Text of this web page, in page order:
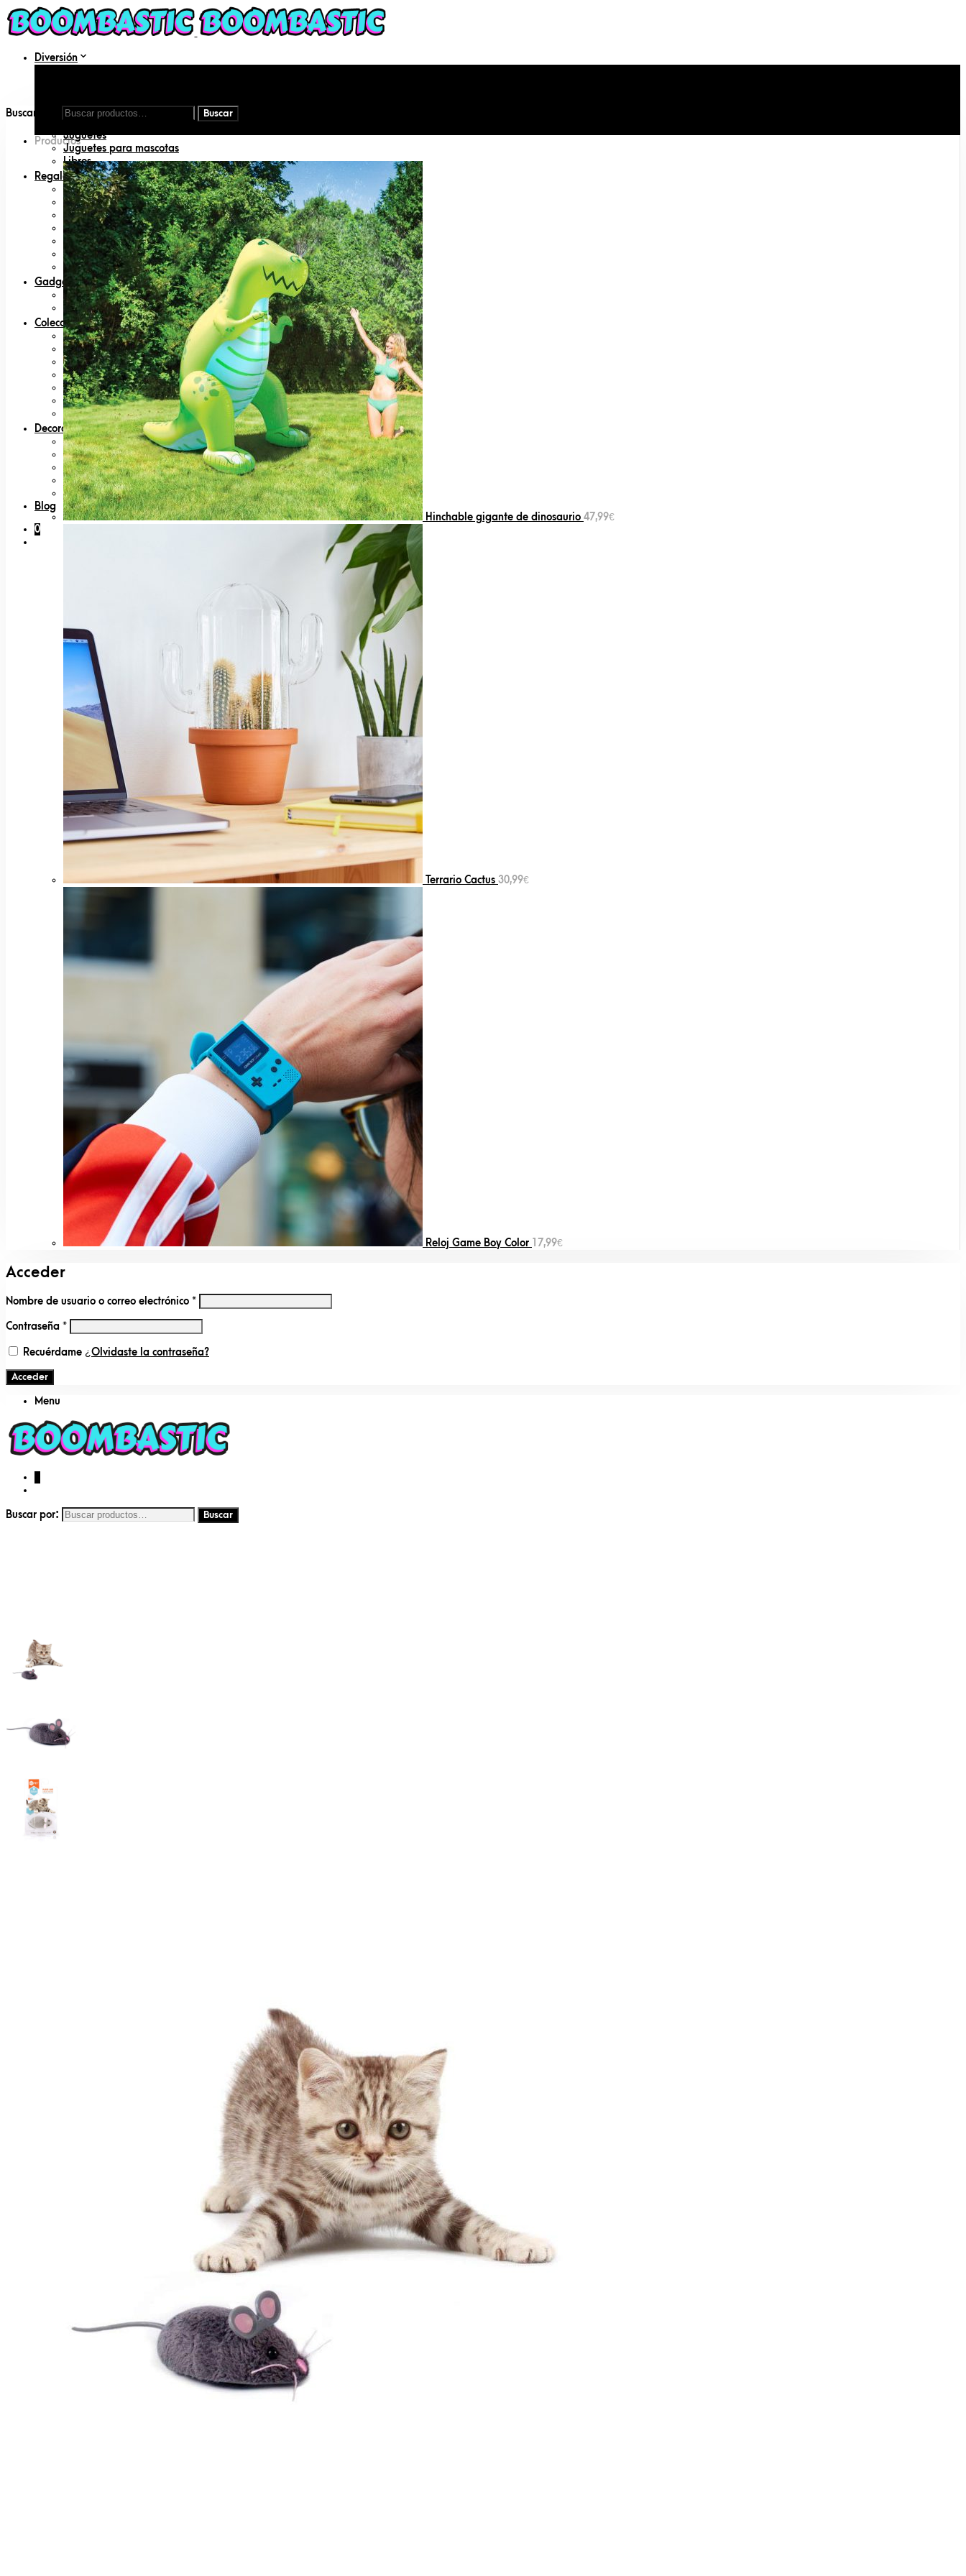
Diversión
Inflables
Juegos de mesa
Juguetes
Juguetes para mascotas
Libros
Regalos
Amigo invisible
Animal lovers
San Valentín
Día del padre
Día de la madre
Geeks
Padres primerizos
Gadgets
Cámaras
Radio Control
Coleccionables
80s
Bandai
Figuras
Nintendo
Bandai
Japan Lovers
Películas, Series y TV
Decoración
Felpudos
Lámparas
Platos
Posters y láminas
Tazas
Blog
0
Buscar por:
Productos
Hinchable gigante de dinosaurio 47,99€
Terrario Cactus 30,99€
Reloj Game Boy Color 17,99€
Acceder
Nombre de usuario o correo electrónico *
Contraseña *
Recuérdame ¿Olvidaste la contraseña?
Acceder
Menu
Buscar por: